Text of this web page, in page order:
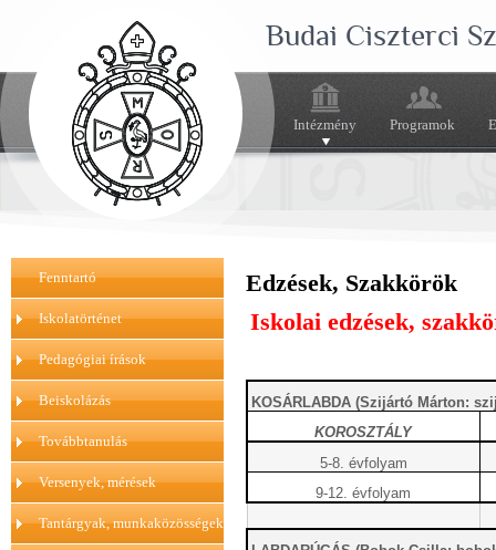
Budai Ciszterci
Intézmény Programok
Fenntartó
Iskolatörténet
Pedagógiai írások
Beiskolázás
Továbbtanulás
Versenyek, mérések
Tantárgyak, munkaközösségek
Edzések, Szakkörök
Iskolai edzések,
KOSÁRLABDA (Szijártó Márton:
KOROSZTÁLY
5-8. évfolyam
9-12. évfolyam